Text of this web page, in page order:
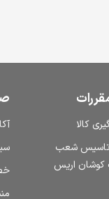
کالا
تاسیس شعب
اریس